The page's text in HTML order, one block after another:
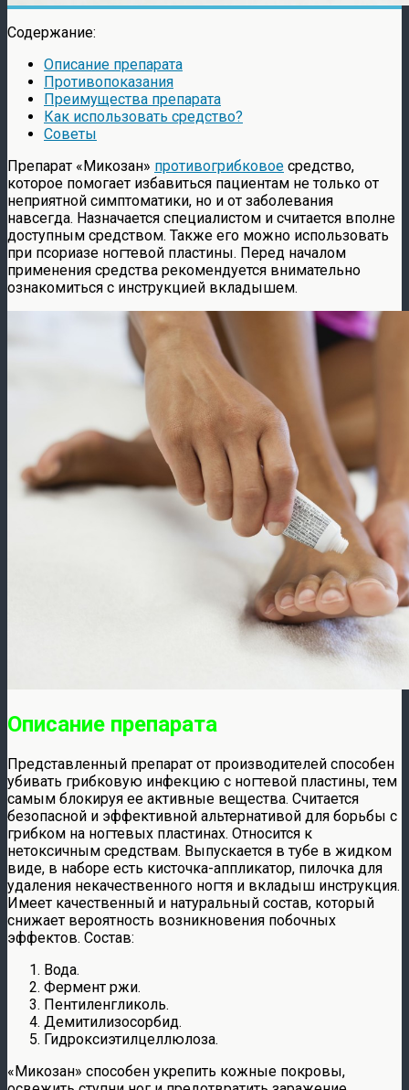
Содержание:
Описание препарата
Противопоказания
Преимущества препарата
Как использовать средство?
Советы
Препарат «Микозан» противогрибковое средство,
которое помогает избавиться пациентам не только от
неприятной симптоматики, но и от заболевания
навсегда. Назначается специалистом и считается вполне
доступным средством. Также его можно использовать
при псориазе ногтевой пластины. Перед началом
применения средства рекомендуется внимательно
ознакомиться с инструкцией вкладышем.
Описание препарата
Представленный препарат от производителей способен
убивать грибковую инфекцию с ногтевой пластины, тем
самым блокируя ее активные вещества. Считается
безопасной и эффективной альтернативой для борьбы с
грибком на ногтевых пластинах. Относится к
нетоксичным средствам. Выпускается в тубе в жидком
виде, в наборе есть кисточка-аппликатор, пилочка для
удаления некачественного ногтя и вкладыш инструкция.
Имеет качественный и натуральный состав, который
снижает вероятность возникновения побочных
эффектов. Состав:
Вода.
Фермент ржи.
Пентиленгликоль.
Демитилизосорбид.
Гидроксиэтилцеллюлоза.
«Микозан» способен укрепить кожные покровы,